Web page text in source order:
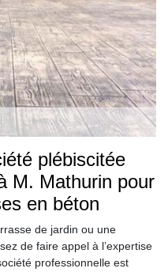
plébiscitée
M. Mathurin pour
en béton
de jardin ou une
de faire appel à l’expertise
professionnelle est